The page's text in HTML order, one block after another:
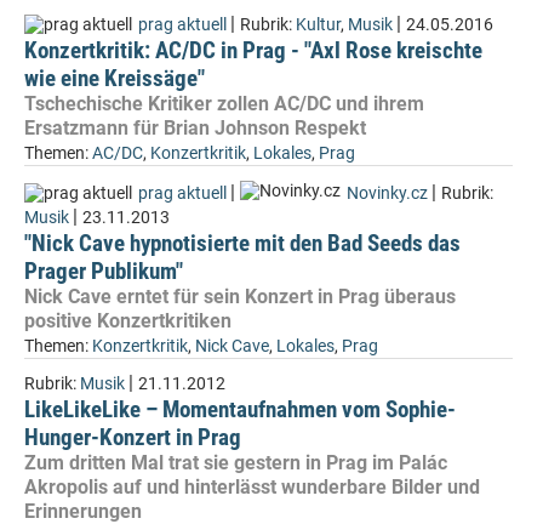
prag aktuell | Rubrik: Kultur, Musik | 24.05.2016
Konzertkritik: AC/DC in Prag - "Axl Rose kreischte
wie eine Kreissäge"
Tschechische Kritiker zollen AC/DC und ihrem
Ersatzmann für Brian Johnson Respekt
Themen:AC/DC, Konzertkritik, Lokales, Prag
prag aktuell | Novinky.cz | Rubrik:
Musik | 23.11.2013
"Nick Cave hypnotisierte mit den Bad Seeds das
Prager Publikum"
Nick Cave erntet für sein Konzert in Prag überaus
positive Konzertkritiken
Themen: Konzertkritik, Nick Cave, Lokales, Prag
Rubrik: Musik | 21.11.2012
LikeLikeLike – Momentaufnahmen vom Sophie-
Hunger-Konzert in Prag
Zum dritten Mal trat sie gestern in Prag im Palác
Akropolis auf und hinterlässt wunderbare Bilder und
Erinnerungen